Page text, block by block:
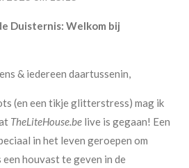
Duisternis: Welkom bij
& iedereen daartussenin,
(en een tikje glitterstress) mag ik
TheLiteHouse.be live is gegaan! Een
in het leven geroepen om
houvast te geven in de